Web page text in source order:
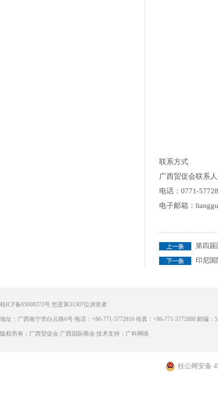
联系方式
广西贸促会联系
电话：0771-
电子邮箱：
第四届
印尼国
桂ICP备05008372号 您是第31307位浏览者
地址：广西南宁市白云路6号 电话：+86-771-5772816 传真：+86-771-5772880 邮编：
版权所有：广西贸促会 广西国际商会 技术支持：广科网络
桂公网安备